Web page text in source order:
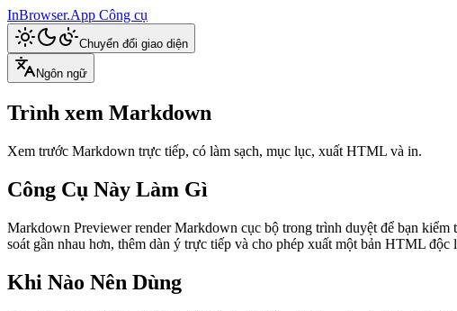
InBrowser.App Công cụ
Chuyển đổi giao diện
Ngôn ngữ
Trình xem Markdown
Xem trước Markdown trực tiếp, có làm sạch, mục lục, xuất HTML và in.
Công Cụ Này Làm Gì
Markdown Previewer render Markdown cục bộ trong trình duyệt để bạn
soát gần nhau hơn, thêm dàn ý trực tiếp và cho phép xuất một bản HTML
Khi Nào Nên Dùng